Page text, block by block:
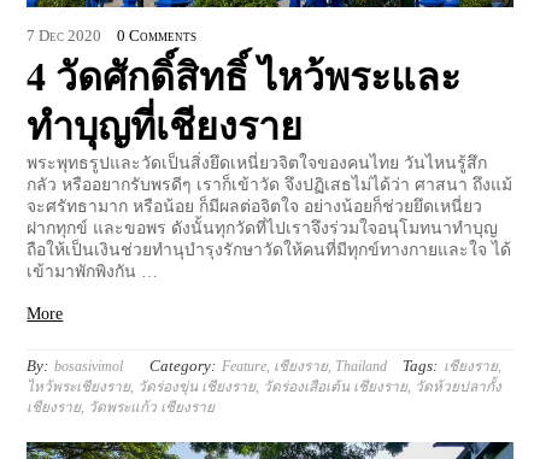
7 Dec 2020 0 Comments
4 วัดศักดิ์สิทธิ์ ไหว้พระและ
ทำบุญที่เชียงราย
พระพุทธรูปและวัดเป็นสิ่งยึดเหนี่ยวจิตใจของคนไทย วันไหนรู้สึก
กลัว หรืออยากรับพรดีๆ เราก็เข้าวัด จึงปฏิเสธไม่ได้ว่า ศาสนา ถึงแม้
จะศรัทธามาก หรือน้อย ก็มีผลต่อจิตใจ อย่างน้อยก็ช่วยยึดเหนี่ยว
ฝากทุกข์ และขอพร ดังนั้นทุกวัดที่ไปเราจึงร่วมใจอนุโมทนาทำบุญ
ถือให้เป็นเงินช่วยทำนุบำรุงรักษาวัดให้คนที่มีทุกข์ทางกายและใจ ได้
เข้ามาพักพิงกัน …
More
By: bosasivimol Category: Feature, เชียงราย, Thailand Tags: เชียงราย,
ไหว้พระเชียงราย, วัดร่องขุ่น เชียงราย, วัดร่องเสือเต้น เชียงราย, วัดห้วยปลากั้ง
เชียงราย, วัดพระแก้ว เชียงราย